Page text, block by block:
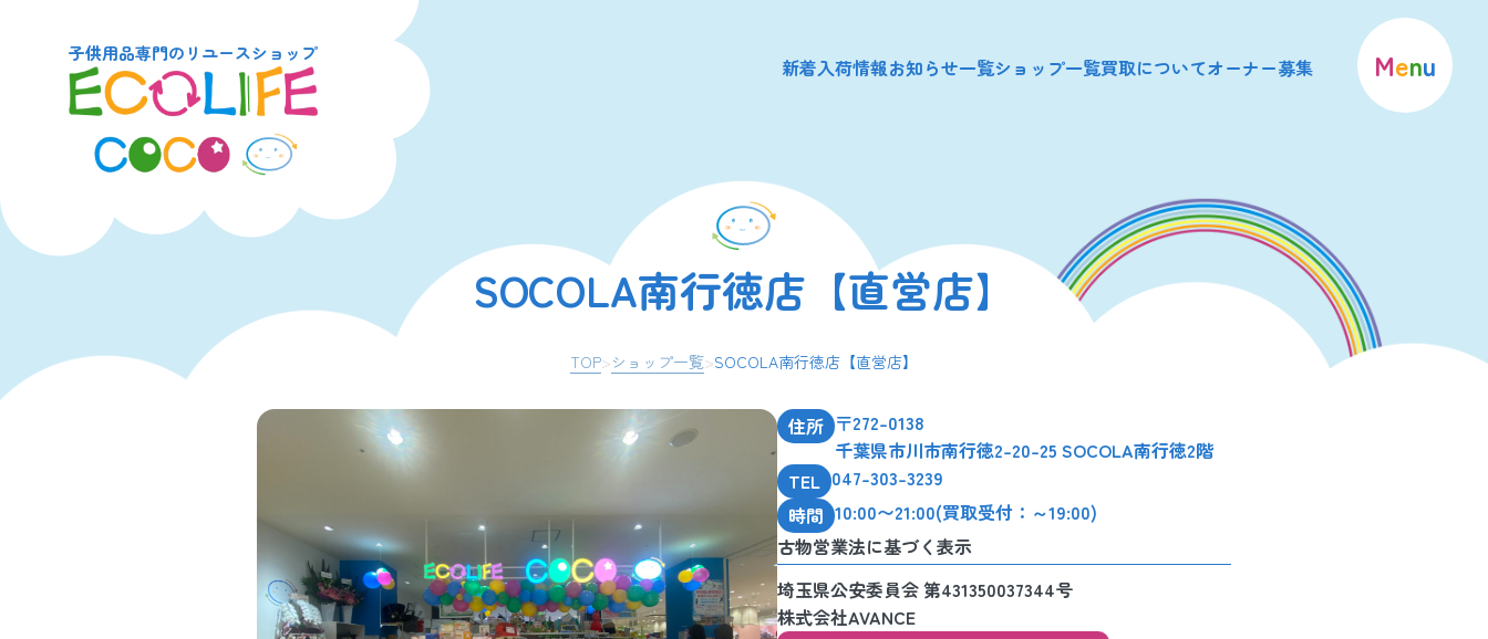
子供用品専門のリユースショップ
新着入荷情報お知らせ一覧ショップ一覧買取についてオーナー募集 Menu
SOCOLA南行徳店【直営店】
TOP>ショップ一覧>SOCOLA南行徳店【直営店】
住所 〒272-0138
千葉県市川市南行徳2-20-25 SOCOLA南行徳2階
TEL 047-303-3239
時間 10:00〜21:00(買取受付：～19:00)
古物営業法に基づく表示
埼玉県公安委員会第431350037344号
株式会社AVANCE